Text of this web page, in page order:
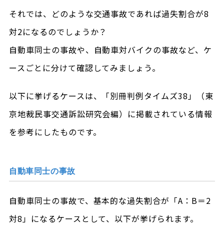
それでは、どのような交通事故であれば過失割合が8
対2になるのでしょうか？
自動車同士の事故や、自動車対バイクの事故など、ケ
ースごとに分けて確認してみましょう。
以下に挙げるケースは、「別冊判例タイムズ38」（東
京地裁民事交通訴訟研究会編）に掲載されている情報
を参考にしたものです。
自動車同士の事故
自動車同士の事故で、基本的な過失割合が「A：B＝2
対8」になるケースとして、以下が挙げられます。